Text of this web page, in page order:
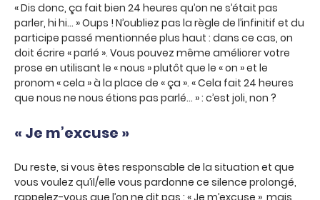
« Dis donc, ça fait bien 24 heures qu’on ne s’était pas
parler, hi hi… » Oups ! N’oubliez pas la règle de l’infinitif et du
participe passé mentionnée plus haut : dans ce cas, on
doit écrire « parlé ». Vous pouvez même améliorer votre
prose en utilisant le « nous » plutôt que le « on » et le
pronom « cela » à la place de « ça ». « Cela fait 24 heures
que nous ne nous étions pas parlé… » : c’est joli, non ?
« Je m’excuse »
Du reste, si vous êtes responsable de la situation et que
vous voulez qu’il/elle vous pardonne ce silence prolongé,
rappelez-vous que l’on ne dit pas : « Je m’excuse », mais